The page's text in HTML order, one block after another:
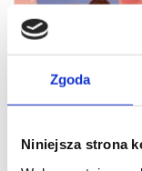
Zgoda
Niniejsza strona